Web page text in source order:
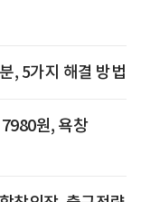
, 5가지 해결 방법
원, 욕창